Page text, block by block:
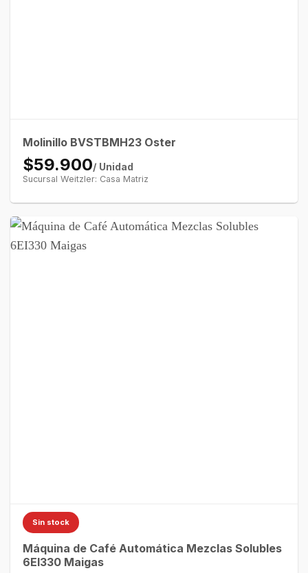
Molinillo BVSTBMH23 Oster
$59.900/ Unidad
Sucursal Weitzler: Casa Matriz
Sin stock
Máquina de Café Automática Mezclas Solubles
6EI330 Maigas